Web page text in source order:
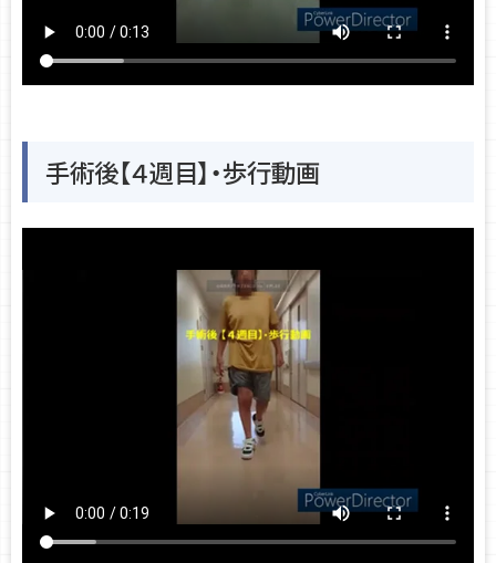
手術後【４週目】・歩行動画